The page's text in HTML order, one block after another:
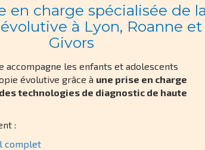
en charge spécialisée de la
à Lyon, Roanne et
Givors
accompagne les enfants et adolescents
évolutive grâce à une prise en charge
technologies de diagnostic de haute
:
complet